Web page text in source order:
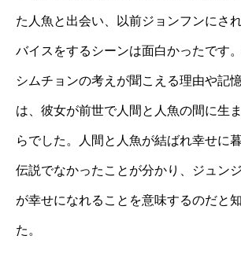
た人魚と出会い、以前ジョンフンにさ
バイスをするシーンは面白かったです
シムチョンの考えが聞こえる理由や記
は、彼女が前世で人間と人魚の間に生
らでした。人間と人魚が結ばれ幸せに
伝説でなかったことが分かり、ジュン
が幸せになれることを意味するのだと
た。